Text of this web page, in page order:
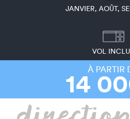
JANVIER, AOÛT,
VOL
À PARTIR
14